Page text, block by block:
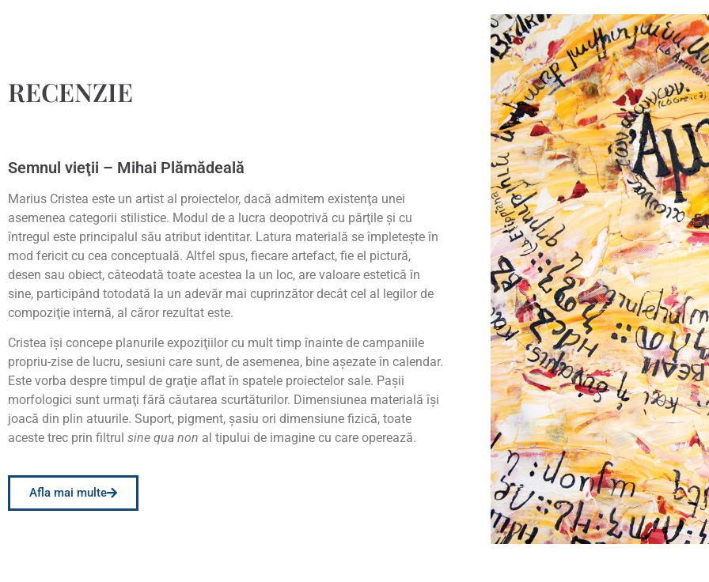
RECENZIE
Semnul vieţii – Mihai Plămădeală
Marius Cristea este un artist al proiectelor, dacă admitem existenţa unei
asemenea categorii stilistice. Modul de a lucra deopotrivă cu părţile şi cu
întregul este principalul său atribut identitar. Latura materială se împleteşte în
mod fericit cu cea conceptuală. Altfel spus, fiecare artefact, fie el pictură,
desen sau obiect, câteodată toate acestea la un loc, are valoare estetică în
sine, participând totodată la un adevăr mai cuprinzător decât cel al legilor de
compoziţie internă, al căror rezultat este.
Cristea îşi concepe planurile expoziţiilor cu mult timp înainte de campaniile
propriu-zise de lucru, sesiuni care sunt, de asemenea, bine aşezate în calendar.
Este vorba despre timpul de graţie aflat în spatele proiectelor sale. Paşii
morfologici sunt urmaţi fără căutarea scurtăturilor. Dimensiunea materială îşi
joacă din plin atuurile. Suport, pigment, şasiu ori dimensiune fizică, toate
aceste trec prin filtrul sine qua non al tipului de imagine cu care operează.
Afla mai multe